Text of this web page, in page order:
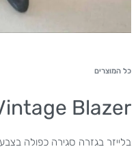
כל המוצרים
Blazer
בלייזר בגזרה סגירה כפולה